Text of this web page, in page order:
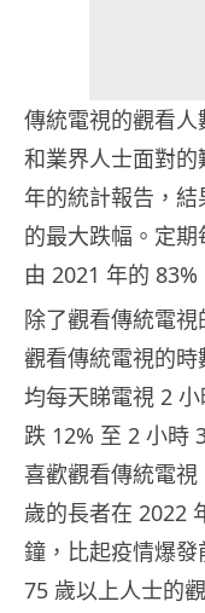
傳統電視的觀看
和業界人士面對
年的統計報告，
的最大跌幅。定期
由 2021 年的
除了觀看傳統電
觀看傳統電視的
均每天睇電視 2
跌 12% 至 2 小時
喜歡觀看傳統電
歲的長者在 2022
鐘，比起疫情爆
75 歲以上人士的